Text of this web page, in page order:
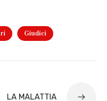
Giudici
LA MALATTIA